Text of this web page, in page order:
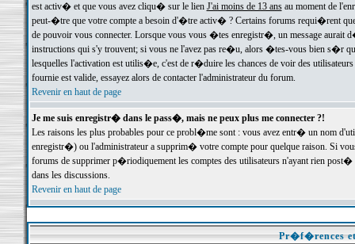
est activ� et que vous avez cliqu� sur le lien J'ai moins de 13 ansau moment de
peut-�tre que votre compte a besoin d'�tre activ� ? Certains forums requi�rent
de pouvoir vous connecter. Lorsque vous vous �tes enregistr�, un message aurait
instructions qui s'y trouvent; si vous ne l'avez pas re�u, alors �tes-vous bien s�r
lesquelles l'activation est utilis�e, c'est de r�duire les chances de voir des
fournie est valide, essayez alors de contacter l'administrateur du forum.
Revenir en haut de page
Je me suis enregistr� dans le pass�, mais ne peux plus me connecter ?!
Les raisons les plus probables pour ce probl�me sont : vous avez entr� un nom
enregistr�) ou l'administrateur a supprim� votre compte pour quelque raison. Si
forums de supprimer p�riodiquement les comptes des utilisateurs n'ayant rien
dans les discussions.
Revenir en haut de page
Pr�f�rences